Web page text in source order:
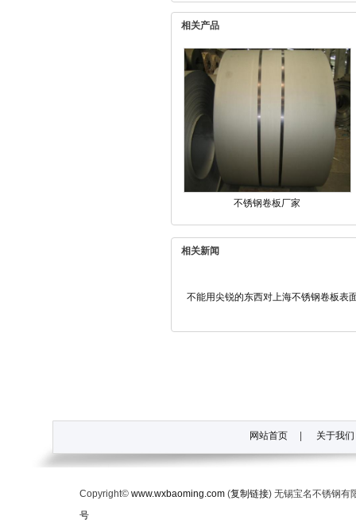
相关产品
不锈钢卷板厂家
相关新闻
不能用尖锐的东西对上海不锈钢卷板表
网站首页 关于我们
Copyright© www.wxbaoming.com (复制链接) 无锡宝名不锈钢
号